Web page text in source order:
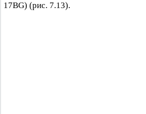
17BG) (рис. 7.13).